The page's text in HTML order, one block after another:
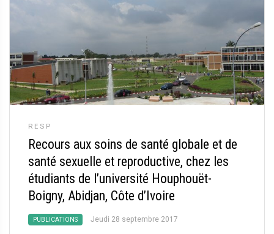
RESP
Recours aux soins de santé globale et de
santé sexuelle et reproductive, chez les
étudiants de l’université Houphouët-
Boigny, Abidjan, Côte d’Ivoire
PUBLICATIONS Jeudi 28 septembre 2017